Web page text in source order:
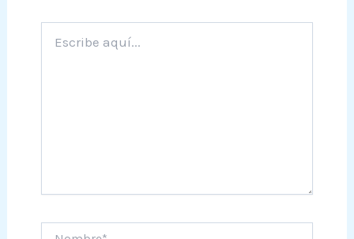
aquí...